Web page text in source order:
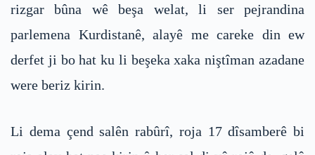
rizgar bûna wê beşa welat, li ser pejrandina
parlemena Kurdistanê, alayê me careke din ew
derfet ji bo hat ku li beşeka xaka niştîman azadane
were beriz kirin.
Li dema çend salên rabûrî, roja 17 dîsamberê bi